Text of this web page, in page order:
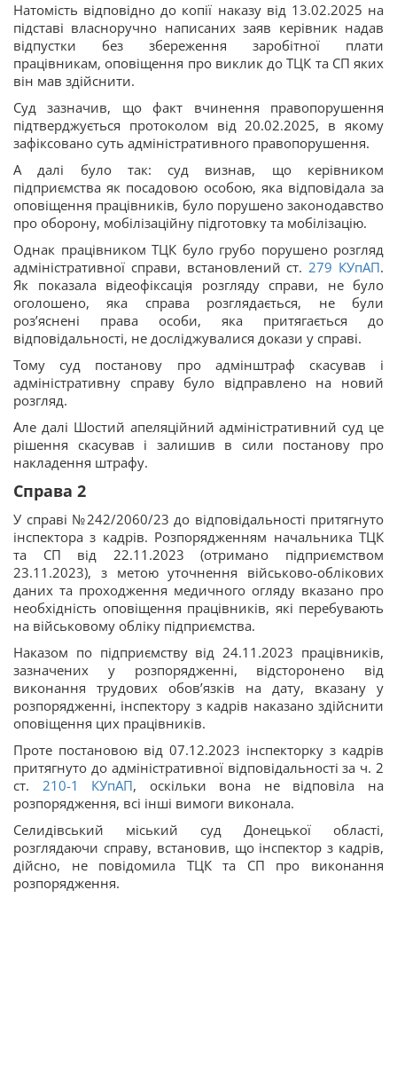
Натомість відповідно до копії наказу від 13.02.2025 на
підставі власноручно написаних заяв керівник надав
відпустки без збереження заробітної плати
працівникам, оповіщення про виклик до ТЦК та СП яких
він мав здійснити.
Суд зазначив, що факт вчинення правопорушення
підтверджується протоколом від 20.02.2025, в якому
зафіксовано суть адміністративного правопорушення.
А далі було так: суд визнав, що керівником
підприємства як посадовою особою, яка відповідала за
оповіщення працівників, було порушено законодавство
про оборону, мобілізаційну підготовку та мобілізацію.
Однак працівником ТЦК було грубо порушено розгляд
адміністративної справи, встановлений ст. 279 КУпАП.
Як показала відеофіксація розгляду справи, не було
оголошено, яка справа розглядається, не були
роз’яснені права особи, яка притягається до
відповідальності, не досліджувалися докази у справі.
Тому суд постанову про адмінштраф скасував і
адміністративну справу було відправлено на новий
розгляд.
Але далі Шостий апеляційний адміністративний суд це
рішення скасував і залишив в сили постанову про
накладення штрафу.
Справа 2
У справі №242/2060/23 до відповідальності притягнуто
інспектора з кадрів. Розпорядженням начальника ТЦК
та СП від 22.11.2023 (отримано підприємством
23.11.2023), з метою уточнення військово-облікових
даних та проходження медичного огляду вказано про
необхідність оповіщення працівників, які перебувають
на військовому обліку підприємства.
Наказом по підприємству від 24.11.2023 працівників,
зазначених у розпорядженні, відсторонено від
виконання трудових обов’язків на дату, вказану у
розпорядженні, інспектору з кадрів наказано здійснити
оповіщення цих працівників.
Проте постановою від 07.12.2023 інспекторку з кадрів
притягнуто до адміністративної відповідальності за ч. 2
ст. 210-1 КУпАП, оскільки вона не відповіла на
розпорядження, всі інші вимоги виконала.
Селидівський міський суд Донецької області,
розглядаючи справу, встановив, що інспектор з кадрів,
дійсно, не повідомила ТЦК та СП про виконання
розпорядження.